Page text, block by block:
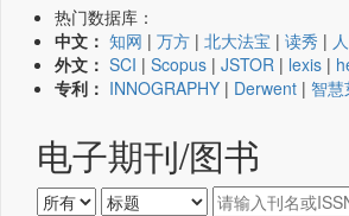
热门数据库：
中文： 知网 | 万方 | 北大法宝 | 读秀 |
外文： SCI | Scopus | JSTOR | lexis |
专利： INNOGRAPHY | Derwent | 智慧
电子期刊/图书